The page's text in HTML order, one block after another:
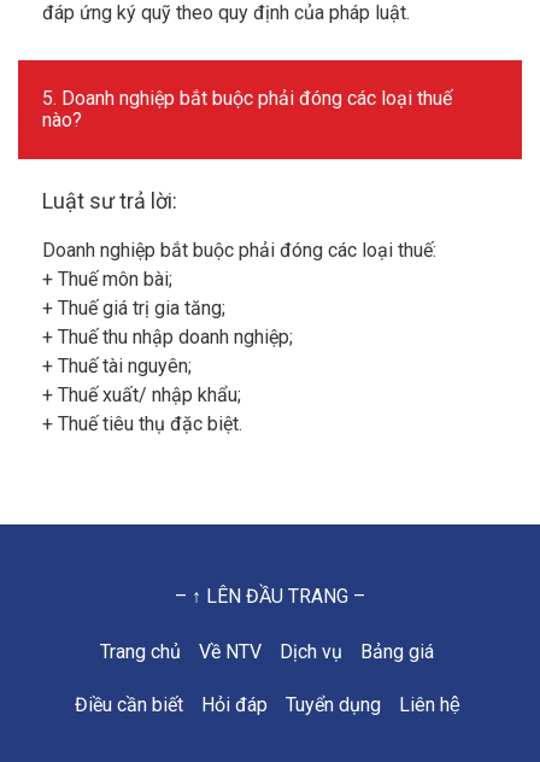
đáp ứng ký quỹ theo quy định của pháp luật.
5. Doanh nghiệp bắt buộc phải đóng các loại thuế
nào?
Luật sư trả lời:
Doanh nghiệp bắt buộc phải đóng các loại thuế:
+ Thuế môn bài;
+ Thuế giá trị gia tăng;
+ Thuế thu nhập doanh nghiệp;
+ Thuế tài nguyên;
+ Thuế xuất/ nhập khẩu;
+ Thuế tiêu thụ đặc biệt.
– ↑ LÊN ĐẦU TRANG –
Trang chủ Về NTV Dịch vụ Bảng giá
Điều cần biết Hỏi đáp Tuyển dụng Liên hệ